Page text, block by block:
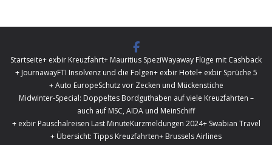
Startseite+ exbir Kreuzfahrt+ Mauritius SpeziWayaway Flüge mit Cashback
+ JournawayFTI Insolvenz und die Folgen+ exbir Hotel+ exbir Sprüche 5
+ Auto EuropeSchutz vor Zecken und Mückenstiche
Midwinter-Special: Doppeltes Bordguthaben auf viele Kreuzfahrten –
auch auf MSC, AIDA und MeinSchiff
+ exbir Pauschalreisen Last MinuteKurzmeldungen 2024+ Swabian Travel
+ Übersicht: Tipps Kreuzfahrten+ Brussels Airlines